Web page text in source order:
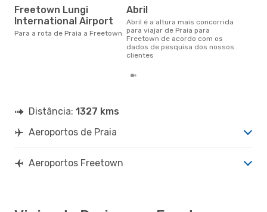
Freetown Lungi
International Airport
Para a rota de Praia a Freetown
abril
abril é a altura mais concorrida
para viajar de Praia para
Freetown de acordo com os
dados de pesquisa dos nossos
clientes
Distância: 1327 kms
Aeroportos de Praia
Aeroportos Freetown